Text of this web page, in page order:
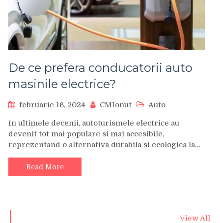
De ce prefera conducatorii auto
masinile electrice?
februarie 16, 2024 CMIonut Auto
In ultimele decenii, autoturismele electrice au
devenit tot mai populare si mai accesibile,
reprezentand o alternativa durabila si ecologica la…
Read More
View All